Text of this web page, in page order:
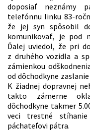
doposiaľ neznámy
telefónnu linku 83-
že jej syn spôsobil
komunikovať, je pod
Ďalej uviedol, že pri
z druhého vozidla a
zámienkou
od dôchodkyne
K žiadnej dopravnej
takto zámerne
dôchodkyne takmer
veci trestné
páchateľovi pátra.